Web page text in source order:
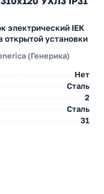
электрический IEK
открытой установки
(Генерика)
Нет
Сталь
2
Сталь
31